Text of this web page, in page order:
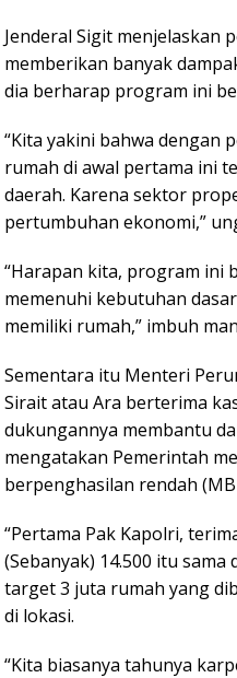
Jenderal Sigit menjelaskan
memberikan banyak
dia berharap program ini
“Kita yakini bahwa dengan
rumah di awal pertama ini
daerah. Karena sektor
pertumbuhan ekonomi,”
“Harapan kita, program ini
memenuhi kebutuhan
memiliki rumah,” imbuh
Sementara itu Menteri
Sirait atau Ara berterima
dukungannya membantu
mengatakan Pemerintah
berpenghasilan rendah
“Pertama Pak Kapolri,
(Sebanyak) 14.500 itu
target 3 juta rumah yang
di lokasi.
“Kita biasanya tahunya